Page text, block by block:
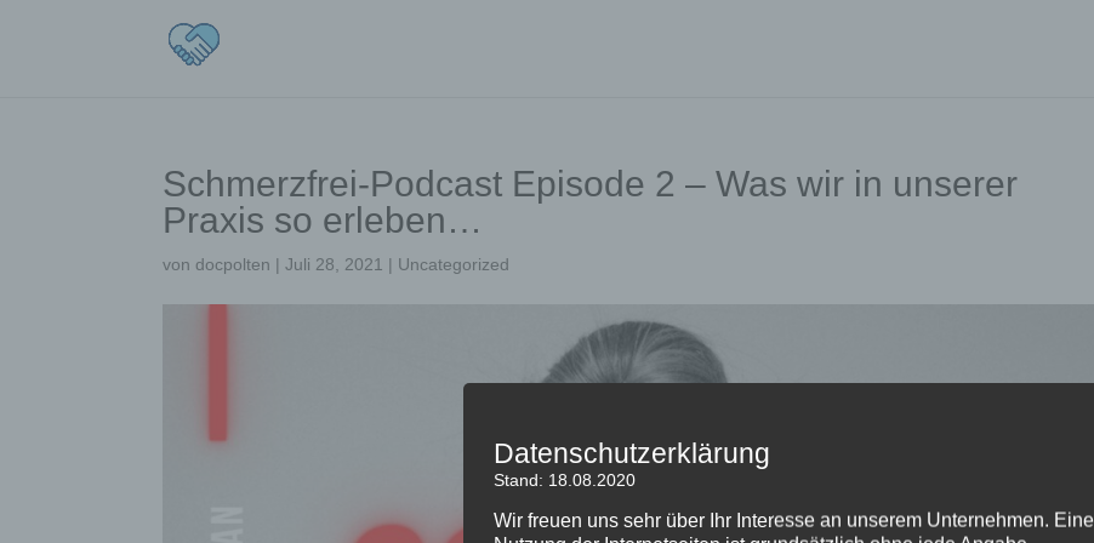
Schmerzfrei-Podcast Episode 2 – Was wir in unserer
Praxis so erleben…
von docpolten |Juli 28, 2021 | Uncategorized
Datenschutzerklärung
Stand: 18.08.2020
Wir freuen uns sehr über Ihr Interesse an unserem Unternehmen. Eine